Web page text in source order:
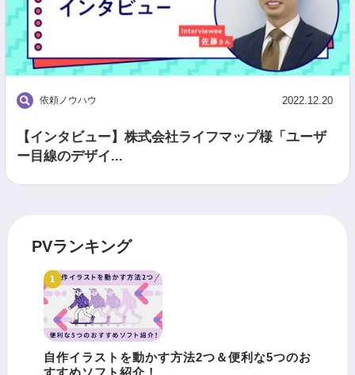
依頼ノウハウ 2022.12.20
【インタビュー】株式会社ライフマップ様「ユーザ
ー目線のデザイ...
PVランキング
自作イラストを動かす方法2つ＆便利な5つのお